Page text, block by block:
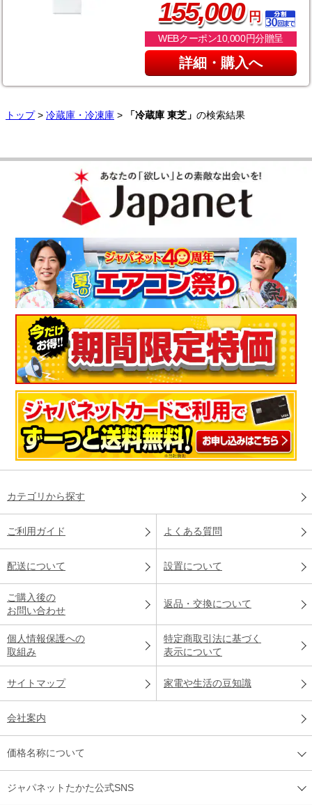
155,000円
WEBクーポン10,000円分贈呈
詳細・購入へ
トップ> 冷蔵庫・冷凍庫 > 「冷蔵庫 東芝」 の検索結果
カテゴリから探す
ご利用ガイド よくある質問
配送について 設置について
ご購入後の
お問い合わせ
返品・交換について
個人情報保護への
取組み
特定商取引法に基づく
表示について
サイトマップ 家電や生活の豆知識
会社案内
価格名称について
ジャパネットたかた公式SNS